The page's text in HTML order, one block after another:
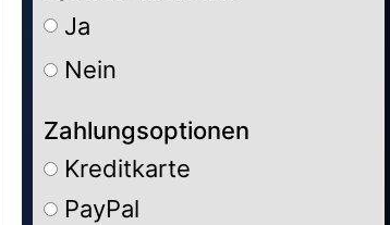
Ja
Nein
Zahlungsoptionen
Kreditkarte
PayPal